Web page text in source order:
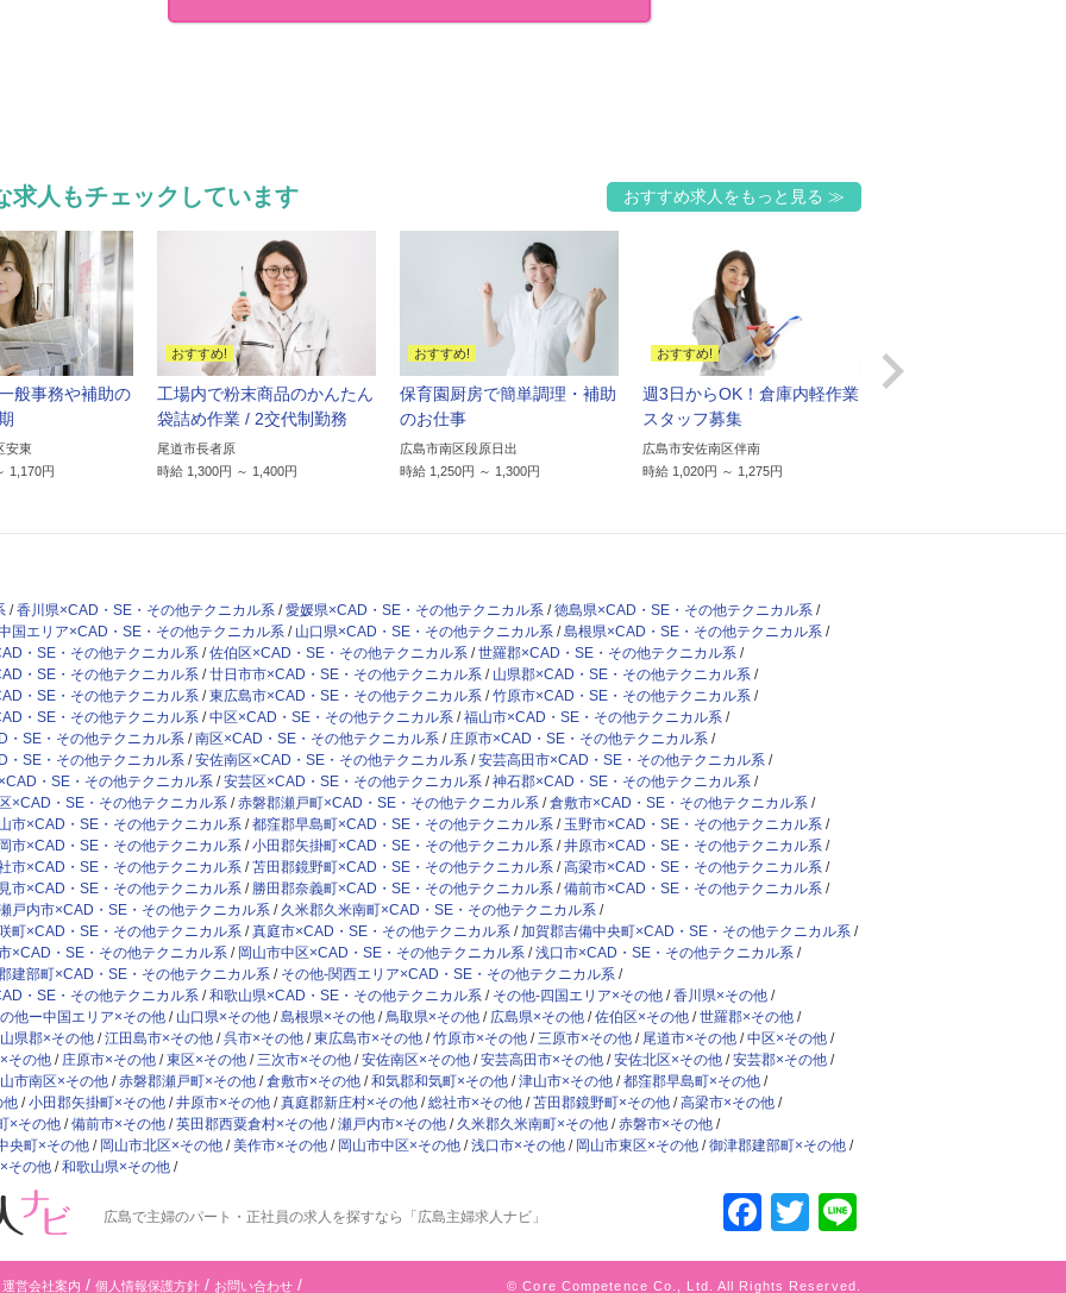
求人もチェックしています おすすめ求人をもっと見る
般事務や補助の
安東
1,170円
工場内で粉末商品のかんたん
袋詰め作業 / 2交代制勤務
尾道市長者原
時給 1,300円 ～ 1,400円
保育園厨房で簡単調理・補助
のお仕事
広島市南区段原日出
時給 1,250円 ～ 1,300円
週3日からOK！倉庫内軽作業
スタッフ募集
広島市安佐南区伴南
時給 1,020円 ～ 1,275円
未経験歓迎！半導体製

香川県×CAD・SE・その他テクニカル系 愛媛県×CAD・SE・その他テクニカル系
徳島県×CAD・SE・その他テクニカル系
国エリア×CAD・SE・その他テクニカル系 山口県×CAD・SE・その他テクニカル系
島根県×CAD・SE・その他テクニカル系
・SE・その他テクニカル系 佐伯区×CAD・SE・その他テクニカル系
世羅郡×CAD・SE・その他テクニカル系
・SE・その他テクニカル系 廿日市市×CAD・SE・その他テクニカル系
山県郡×CAD・SE・その他テクニカル系
・SE・その他テクニカル系 東広島市×CAD・SE・その他テクニカル系
竹原市×CAD・SE・その他テクニカル系
・SE・その他テクニカル系 中区×CAD・SE・その他テクニカル系
福山市×CAD・SE・その他テクニカル系
・SE・その他テクニカル系 南区×CAD・SE・その他テクニカル系
庄原市×CAD・SE・その他テクニカル系
・SE・その他テクニカル系 安佐南区×CAD・SE・その他テクニカル系
安芸高田市×CAD・SE・その他テクニカル系
・SE・その他テクニカル系 安芸区×CAD・SE・その他テクニカル系
神石郡×CAD・SE・その他テクニカル系
×CAD・SE・その他テクニカル系 赤磐郡瀬戸町×CAD・SE・その他テクニカル系
倉敷市×CAD・SE・その他テクニカル系
市×CAD・SE・その他テクニカル系 都窪郡早島町×CAD・SE・その他テクニカル系
玉野市×CAD・SE・その他テクニカル系
市×CAD・SE・その他テクニカル系 小田郡矢掛町×CAD・SE・その他テクニカル系
井原市×CAD・SE・その他テクニカル系
市×CAD・SE・その他テクニカル系 苫田郡鏡野町×CAD・SE・その他テクニカル系
高梁市×CAD・SE・その他テクニカル系
市×CAD・SE・その他テクニカル系 勝田郡奈義町×CAD・SE・その他テクニカル系
備前市×CAD・SE・その他テクニカル系
戸内市×CAD・SE・その他テクニカル系
久米郡久米南町×CAD・SE・その他テクニカル系
町×CAD・SE・その他テクニカル系 真庭市×CAD・SE・その他テクニカル系
加賀郡吉備中央町×CAD・SE・その他テクニカル系
×CAD・SE・その他テクニカル系 岡山市中区×CAD・SE・その他テクニカル系
浅口市×CAD・SE・その他テクニカル系
建部町×CAD・SE・その他テクニカル系
その他-関西エリア×CAD・SE・その他テクニカル系
・SE・その他テクニカル系 和歌山県×CAD・SE・その他テクニカル系 その他-四国エリア×その他
香川県×その他
他ー中国エリア×その他 山口県×その他 島根県×その他 鳥取県×その他 広島県×その他 佐伯区×その他
世羅郡×その他
山県郡×その他 江田島市×その他 呉市×その他 東広島市×その他 竹原市×その他 三原市×その他 尾道市×その他
中区×その他
その他 庄原市×その他 東区×その他 三次市×その他 安佐南区×その他 安芸高田市×その他 安佐北区×その他
安芸郡×その他
市南区×その他 赤磐郡瀬戸町×その他 倉敷市×その他 和気郡和気町×その他 津山市×その他
都窪郡早島町×その他
他 小田郡矢掛町×その他 井原市×その他 真庭郡新庄村×その他 総社市×その他 苫田郡鏡野町×その他
高梁市×その他
×その他 備前市×その他 英田郡西粟倉村×その他 瀬戸内市×その他 久米郡久米南町×その他
赤磐市×その他
央町×その他 岡山市北区×その他 美作市×その他 岡山市中区×その他 浅口市×その他 岡山市東区×その他
御津郡建部町×その他
その他 和歌山県×その他
広島で主婦のパート・正社員の求人 を探すなら「広島主婦求人ナビ」 Facebook
Twitter
運営会社案内 個人情報保護方針 お問い合わせ © Core Competence Co., Ltd. All Rights Reserved.